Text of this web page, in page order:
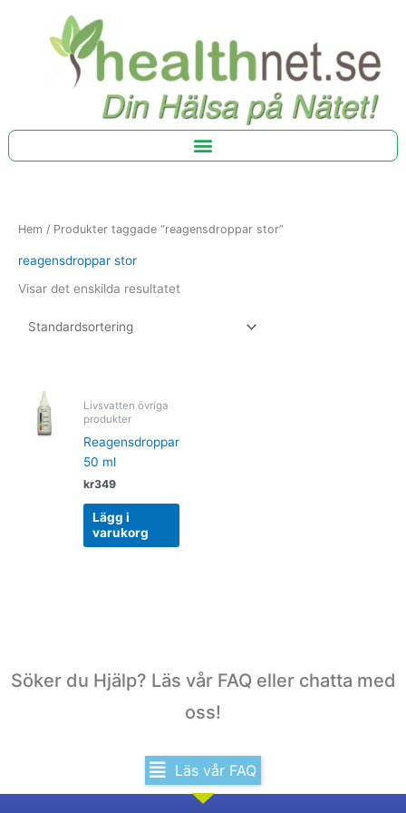
Hem / Produkter taggade “reagensdroppar stor”
reagensdroppar stor
Visar det enskilda resultatet
Livsvatten övriga
produkter
Reagensdroppar
50 ml
kr349
Lägg i
varukorg
Söker du Hjälp? Läs vår FAQ eller chatta med
oss!
Läs vår FAQ